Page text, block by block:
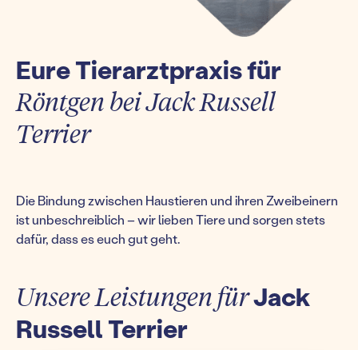
Eure Tierarztpraxis für
Röntgen bei Jack Russell
Terrier
Die Bindung zwischen Haustieren und ihren Zweibeinern
ist unbeschreiblich – wir lieben Tiere und sorgen stets
dafür, dass es euch gut geht.
Unsere Leistungen fürJack
Russell Terrier